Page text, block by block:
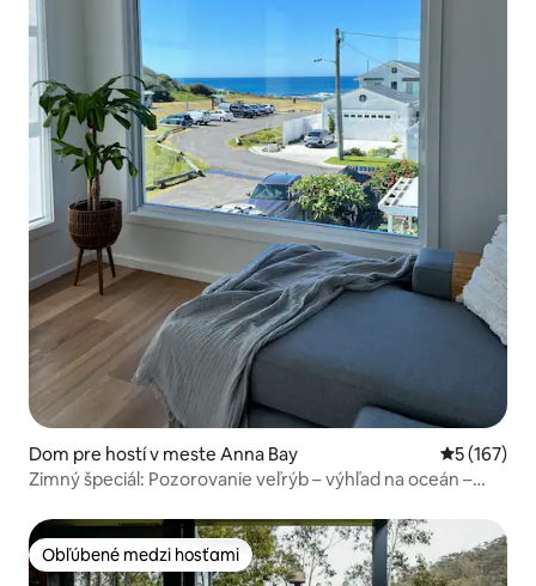
Dom pre hostí v meste Anna Bay Priemerné
5 (167)
Zimný špeciál: Pozorovanie veľrýb – výhľad na oceán –
Obľúbené medzi hosťami
Obľúbené medzi hosťami